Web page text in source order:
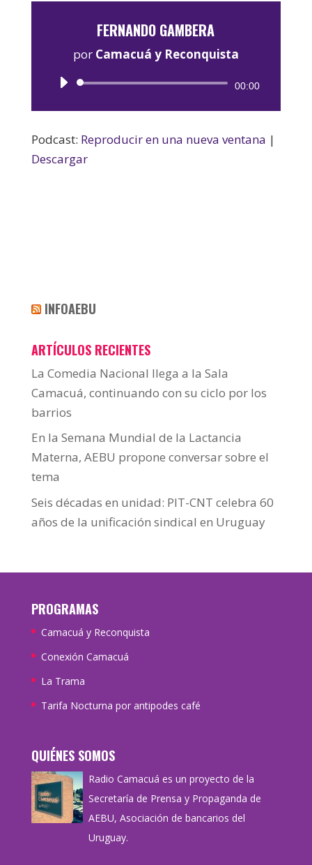
FERNANDO GAMBERA
por Camacuá y Reconquista
Reproductor
00:00
Podcast: Reproducir en una nueva ventana |
Descargar
INFOAEBU
ARTÍCULOS RECIENTES
La Comedia Nacional llega a la Sala
Camacuá, continuando con su ciclo por los
barrios
En la Semana Mundial de la Lactancia
Materna, AEBU propone conversar sobre el
tema
Seis décadas en unidad: PIT-CNT celebra 60
años de la unificación sindical en Uruguay
PROGRAMAS
Camacuá y Reconquista
Conexión Camacuá
La Trama
Tarifa Nocturna por antipodes café
QUIÉNES SOMOS
Radio Camacuá es un proyecto de la
Secretaría de Prensa y Propaganda de
AEBU, Asociación de bancarios del
Uruguay.